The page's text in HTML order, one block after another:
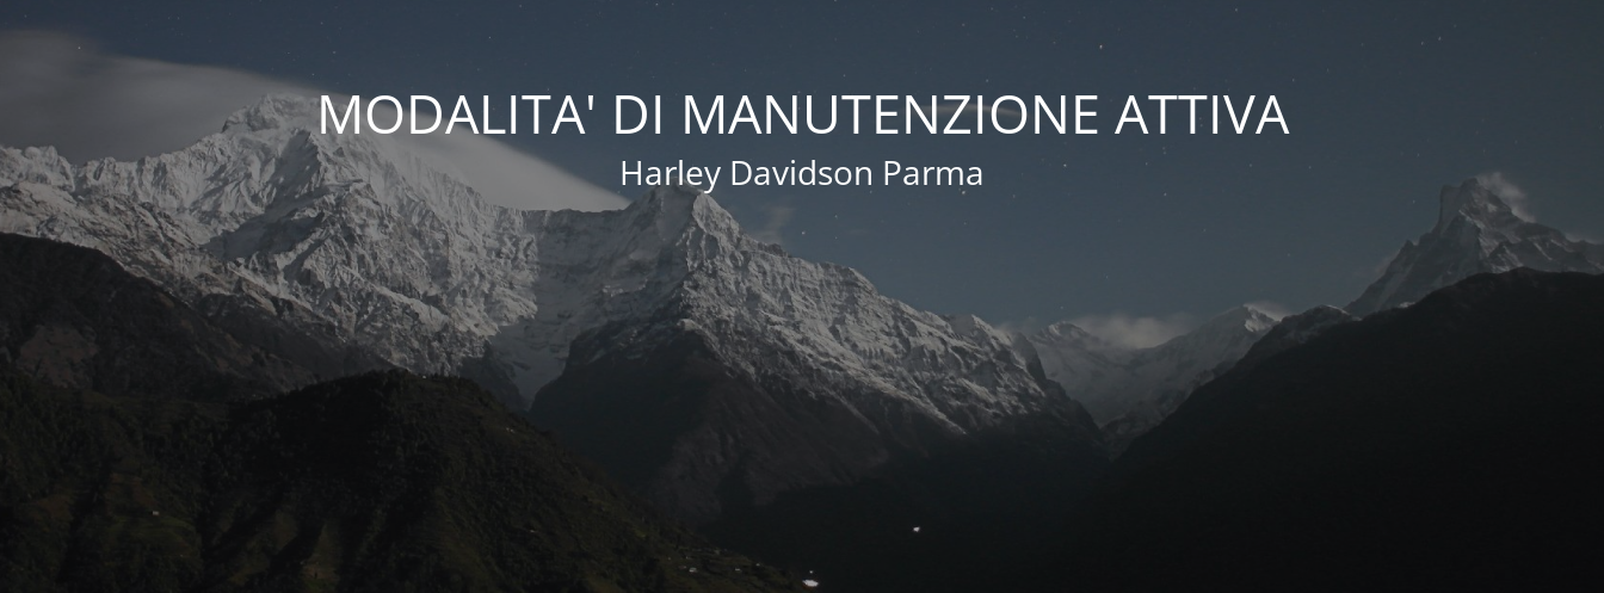
MODALITA' DI MANUTENZIONE ATTIVA
Harley Davidson Parma